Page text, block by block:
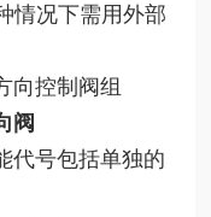
情况下需用外部
阀
代号包括单独的